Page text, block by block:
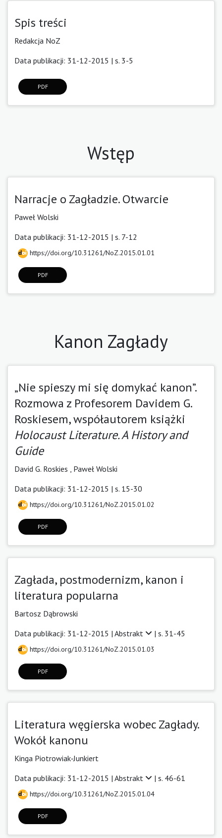
Spis treści
Redakcja NoZ
Data publikacji: 31-12-2015 | s. 3-5
PDF
Wstęp
Narracje o Zagładzie. Otwarcie
Paweł Wolski
Data publikacji: 31-12-2015 | s. 7-12
https://doi.org/10.31261/NoZ.2015.01.01
PDF
Kanon Zagłady
„Nie spieszy mi się domykać kanon”.
Rozmowa z Profesorem Davidem G.
Roskiesem, współautorem książki
Holocaust Literature. A History and
Guide
David G. Roskies , Paweł Wolski
Data publikacji: 31-12-2015 | s. 15-30
https://doi.org/10.31261/NoZ.2015.01.02
PDF
Zagłada, postmodernizm, kanon i
literatura popularna
Bartosz Dąbrowski
Data publikacji: 31-12-2015 | Abstrakt | s. 31-45
https://doi.org/10.31261/NoZ.2015.01.03
PDF
Literatura węgierska wobec Zagłady.
Wokół kanonu
Kinga Piotrowiak‑Junkiert
Data publikacji: 31-12-2015 | Abstrakt | s. 46-61
https://doi.org/10.31261/NoZ.2015.01.04
PDF